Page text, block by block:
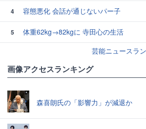
4 容態悪化 会話が通じないパー子
5
体重62kg→82kgに 寺田心の生活
芸能ニュースラ
画像アクセスランキング
森喜朗氏の「影響力」が減退か